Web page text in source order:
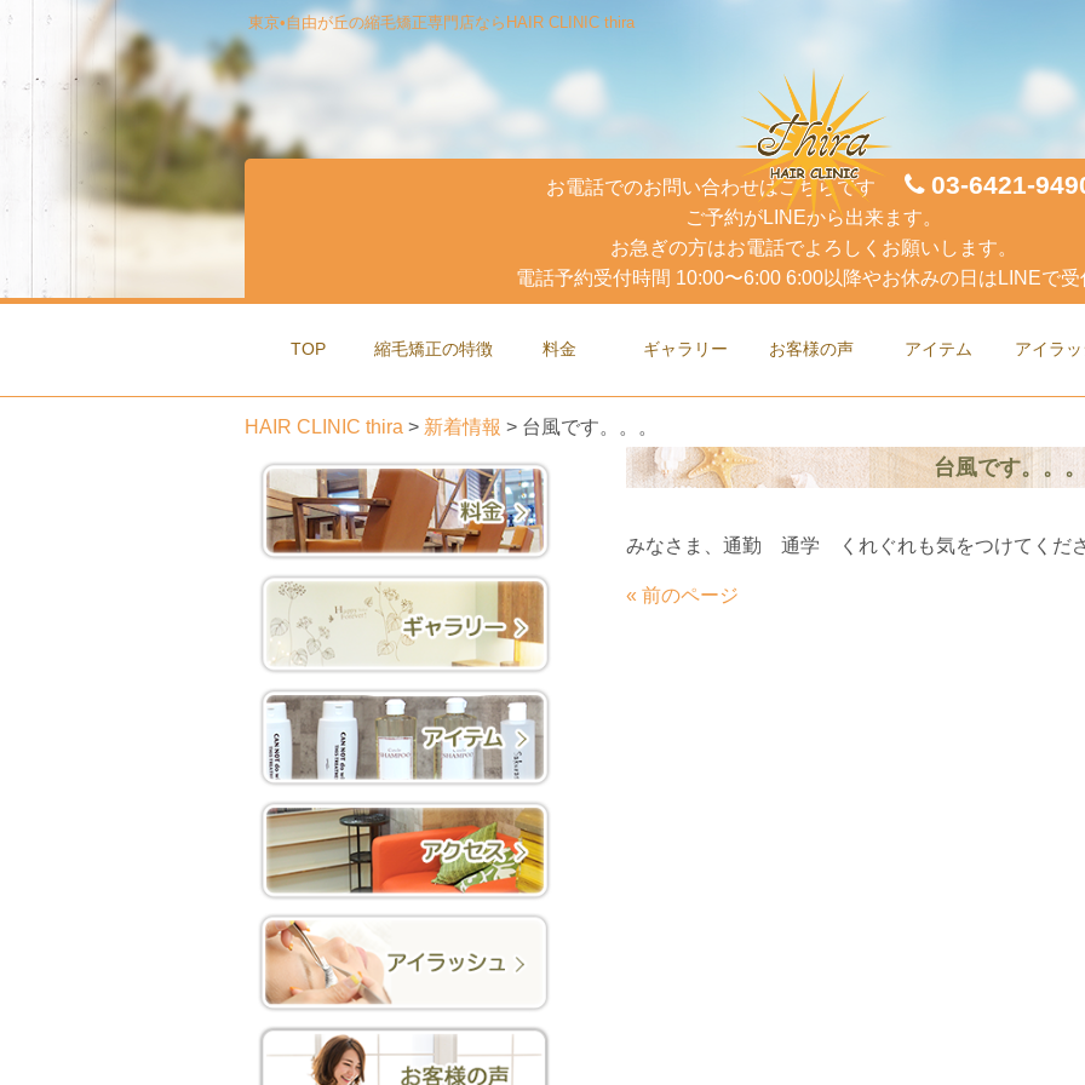
東京•自由が丘の縮毛矯正専門店ならHAIR CLINIC thira
お電話でのお問い合わせはこちらです 03-6421-
ご予約がLINEから出来ます。
お急ぎの方はお電話でよろしくお願いします。
電話予約受付時間 10:00〜6:00 6:00以降やお休みの日はLINEで受
TOP 縮毛矯正の特徴 料金 ギャラリー お客様の声 アイテム アイラッ
HAIR CLINIC thira > 新着情報 > 台風です。。。
台風です。。。
みなさま、通勤 通学 くれぐれも気をつけてくだ
« 前のページ